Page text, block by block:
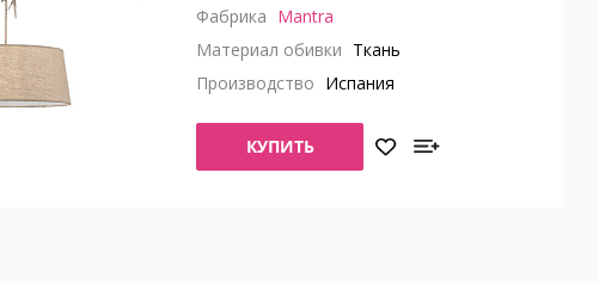
Фабрика Mantra
Материал обивки Ткань
Производство Испания
КУПИТЬ